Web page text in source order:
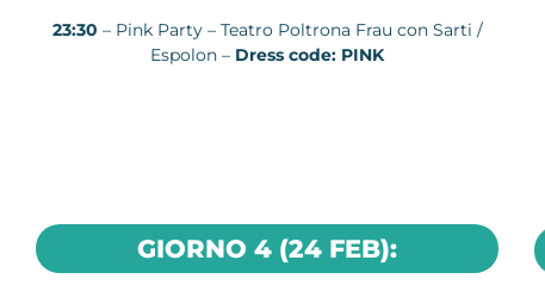
23:30 – Pink Party – Teatro Poltrona Frau con Sarti /
Espolon – Dress code: PINK
GIORNO 4 (24 FEB):